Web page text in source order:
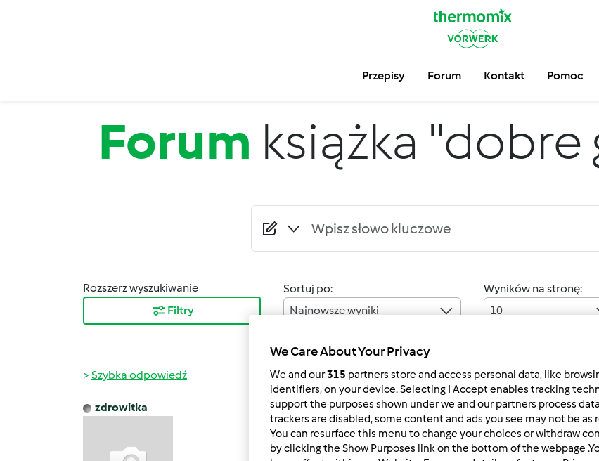
Przepisy Forum Kontakt Pomoc
Forum książka
Rozszerz wyszukiwanie
Filtry
Sortuj po:
Najnowsze wyniki
Wyników na stronę:
10
Szybka odpowiedź
zdrowitka
czw., 09/15/2022 - 11:30
Jestem wybredna I nie lubie gotowac wiec glownie warzywa
quesadilla, tortille, placki dyniowe albo jakies na slodko,
We Care About Your Privacy
We and our315 partners store and access personal data, like
identifiers, on your device. Selecting I Accept enables tracking
support the purposes shown under we and our partners process
trackers are disabled, some content and ads you see may not be as
You can resurface this menu to change your choices or withdraw
by clicking the Show Purposes link on the bottom of the webpage